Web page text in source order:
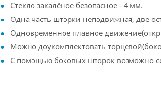
Стекло закалёное безопасное - 4 мм.
Одна часть шторки неподвижная, две
Одновременное плавное
Можно доукомплектовать
С помощью боковых шторок возможно